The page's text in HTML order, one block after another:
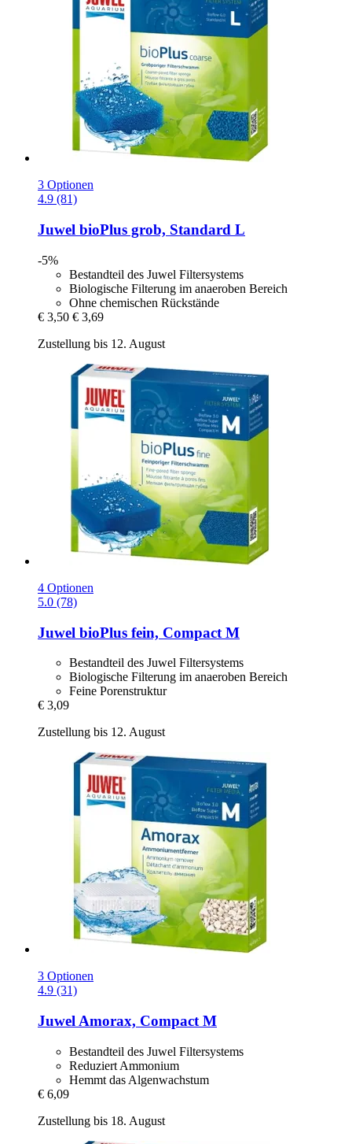
3 Optionen
4.9 (81)
Juwel bioPlus grob, Standard L
-5%
Bestandteil des Juwel Filtersystems
Biologische Filterung im anaeroben Bereich
Ohne chemischen Rückstände
€ 3,50 € 3,69
Zustellung bis 12. August
4 Optionen
5.0 (78)
Juwel bioPlus fein, Compact M
Bestandteil des Juwel Filtersystems
Biologische Filterung im anaeroben Bereich
Feine Porenstruktur
€ 3,09
Zustellung bis 12. August
3 Optionen
4.9 (31)
Juwel Amorax, Compact M
Bestandteil des Juwel Filtersystems
Reduziert Ammonium
Hemmt das Algenwachstum
€ 6,09
Zustellung bis 18. August